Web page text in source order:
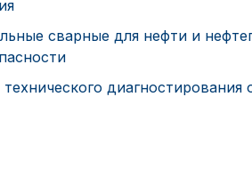
сварные для нефти и